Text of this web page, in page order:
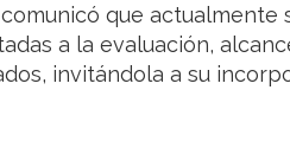
que actualmente
a la evaluación,
invitándola a su